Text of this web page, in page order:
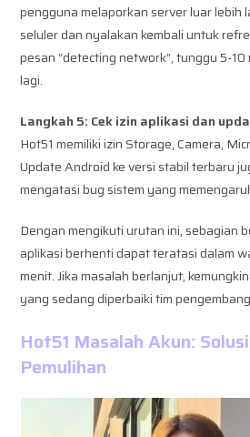
pengguna melaporkan server luar lebih
seluler dan nyalakan kembali untuk
pesan “detecting network”, tunggu 5-
lagi.
Langkah 5: Cek izin aplikasi dan
Hot51 memiliki izin Storage, Camera,
Update Android ke versi stabil terbaru
mengatasi bug sistem yang
Dengan mengikuti urutan ini, sebagian
aplikasi berhenti dapat teratasi dalam
menit. Jika masalah berlanjut,
yang sedang diperbaiki tim
Hot51 Masalah Akun:
Pemulihan